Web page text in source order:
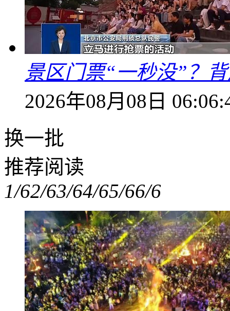
景区门票“一秒没”？
2026年08月08日
换一批
推荐阅读
1/62/63/64/65/66/6